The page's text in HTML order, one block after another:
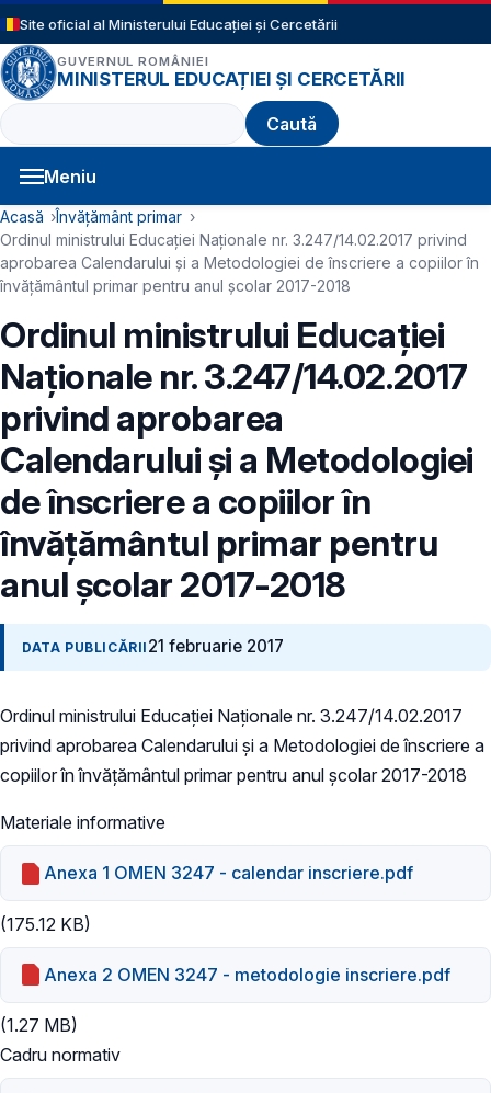
Sari la conținutul principal
Site oficial al Ministerului Educației și Cercetării
GUVERNUL ROMÂNIEI
MINISTERUL EDUCAȚIEI ȘI CERCETĂRII
Caută
Meniu
Navigație principală
Cale de navigare
Acasă
Învățământ primar
Ordinul ministrului Educației Naționale nr. 3.247/14.02.2017 privind
aprobarea Calendarului și a Metodologiei de înscriere a copiilor în
învățământul primar pentru anul școlar 2017-2018
Ordinul ministrului Educației
Naționale nr. 3.247/14.02.2017
privind aprobarea
Calendarului și a Metodologiei
de înscriere a copiilor în
învățământul primar pentru
anul școlar 2017-2018
DATA PUBLICĂRII 21 februarie 2017
Ordinul ministrului Educației Naționale nr. 3.247/14.02.2017
privind aprobarea Calendarului și a Metodologiei de înscriere a
copiilor în învățământul primar pentru anul școlar 2017-2018
Materiale informative
Anexa 1 OMEN 3247 - calendar inscriere.pdf
(175.12 KB)
Anexa 2 OMEN 3247 - metodologie inscriere.pdf
(1.27 MB)
Cadru normativ